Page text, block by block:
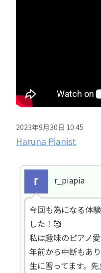
2023年9月30日 10:45
Haruna Pianist
r_piapia
今回も為になる体
した！🥰
私は趣味のピアノ
年前から中断もあ
生に習ってます。